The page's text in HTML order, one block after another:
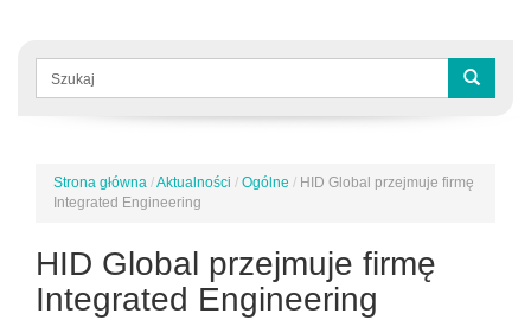
Formularz
wyszukiwania
Jesteś
tutaj
Strona główna /Aktualności / Ogólne / HID Global przejmuje firmę
Integrated Engineering
HID Global przejmuje firmę
Integrated Engineering